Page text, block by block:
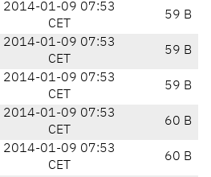
2014-01-09 07:53
CET
59 B
2014-01-09 07:53
CET
59 B
2014-01-09 07:53
CET
59 B
2014-01-09 07:53
CET
60 B
2014-01-09 07:53
CET
60 B